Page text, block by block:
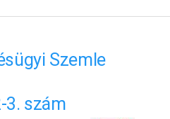
Szemle
3. szám